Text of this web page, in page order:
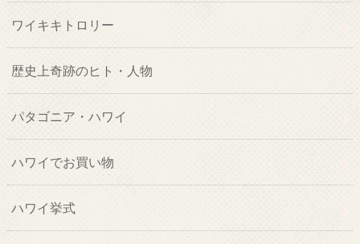
ワイキキトロリー
歴史上奇跡のヒト・人物
パタゴニア・ハワイ
ハワイでお買い物
ハワイ挙式